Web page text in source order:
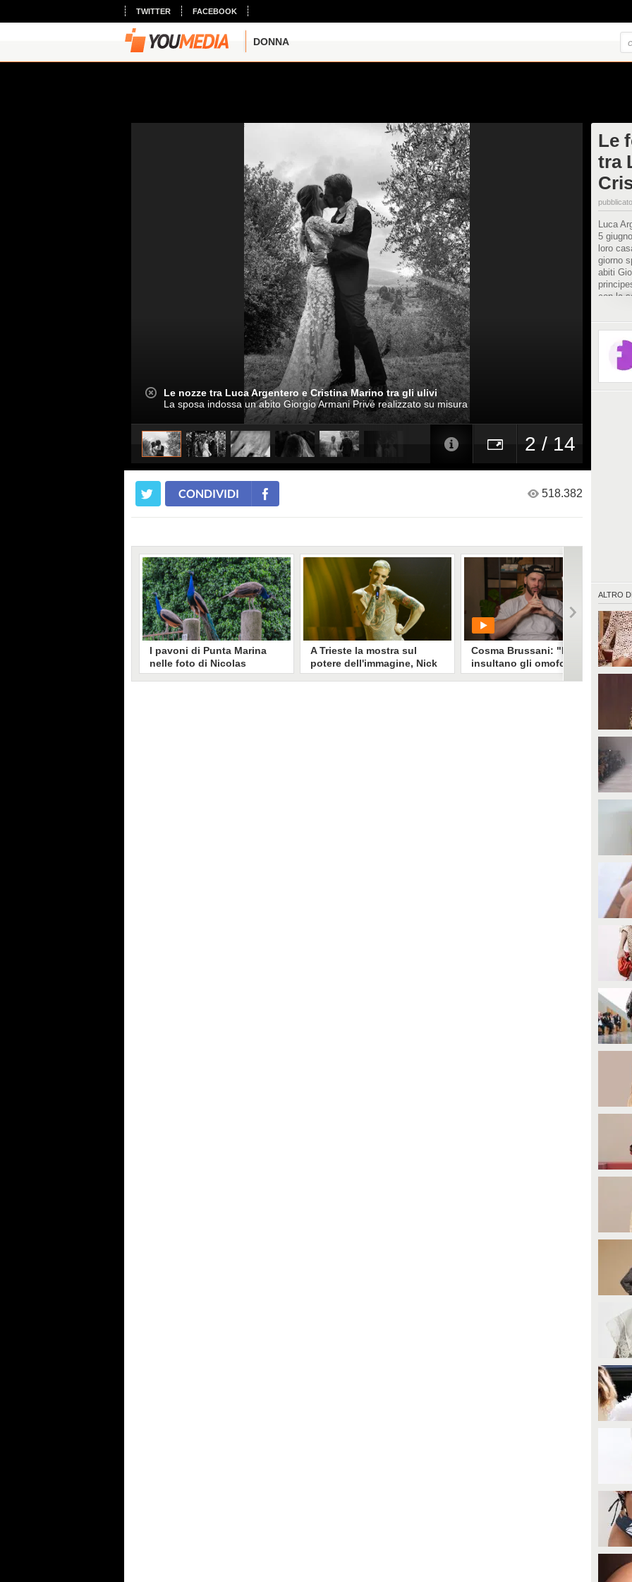
TWITTER FACEBOOK
DONNA
Le nozze tra Luca Argentero e Cristina Marino tra gli ulivi
La sposa indossa un abito Giorgio Armani Privé realizzato su misura
2 / 14
Le
tra
Luca
5
loro
giorno
abiti
con la
ALTRO DI
CONDIVIDI 518.382
I pavoni di Punta Marina
nelle foto di Nicolas
Brunetti: "La convivenza è
A Trieste la mostra sul
potere dell'immagine, Nick
Cerioni: "Un look funziona
Cosma Brussani: "Mi
insultano gli omofobi e gli
insicuri, all’inizio